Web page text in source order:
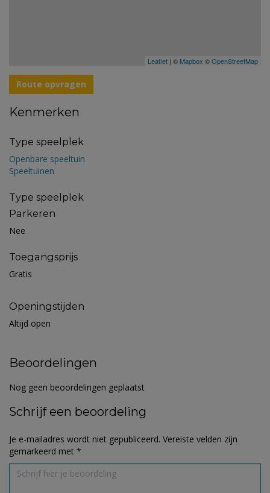
Leaflet | © Mapbox ©OpenStreetMap
Route opvragen
Kenmerken
Type speelplek
Openbare speeltuin
Speeltuinen
Type speelplek
Parkeren
Nee
Toegangsprijs
Gratis
Openingstijden
Altijd open
Beoordelingen
Nog geen beoordelingen geplaatst
Schrijf een beoordeling
Je e-mailadres wordt niet gepubliceerd. Vereiste velden zijn
gemarkeerd met *